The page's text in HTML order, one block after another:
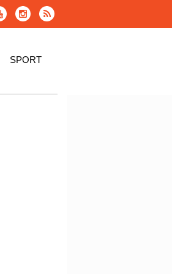
SPORT